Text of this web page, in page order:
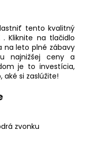
tento kvalitný
. Kliknite na tlačidlo
na leto plné zábavy
najnižšej ceny a
je to investícia,
aké si zaslúžite!
zvonku